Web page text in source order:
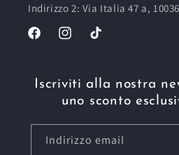
Indirizzo 2: Via Italia 47 a,
FacebookInstagramTikTok
Iscriviti alla nostra
uno sconto
Indirizzo email